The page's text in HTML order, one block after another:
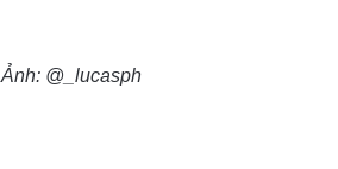
Ảnh: @_lucasph